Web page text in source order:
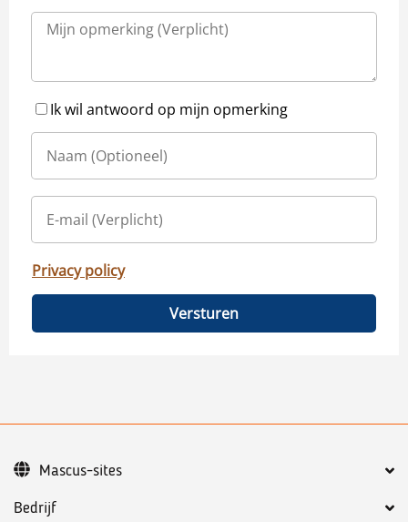
Ik wil antwoord op mijn opmerking
Privacy policy
Versturen
Bedrijf
Mascus-sites